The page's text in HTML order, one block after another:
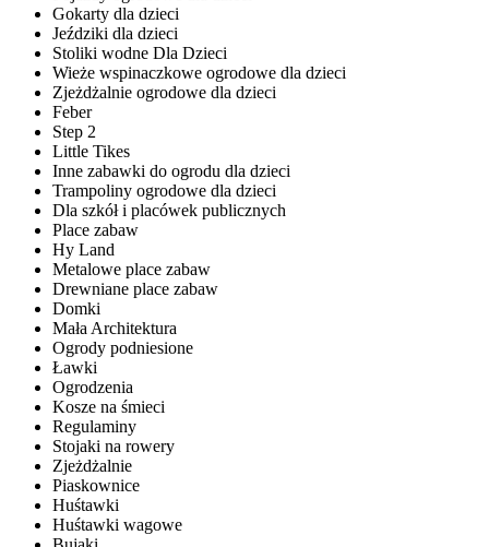
Gokarty dla dzieci
Jeździki dla dzieci
Stoliki wodne Dla Dzieci
Wieże wspinaczkowe ogrodowe dla dzieci
Zjeżdżalnie ogrodowe dla dzieci
Feber
Step 2
Little Tikes
Inne zabawki do ogrodu dla dzieci
Trampoliny ogrodowe dla dzieci
Dla szkół i placówek publicznych
Place zabaw
Hy Land
Metalowe place zabaw
Drewniane place zabaw
Domki
Mała Architektura
Ogrody podniesione
Ławki
Ogrodzenia
Kosze na śmieci
Regulaminy
Stojaki na rowery
Zjeżdżalnie
Piaskownice
Huśtawki
Huśtawki wagowe